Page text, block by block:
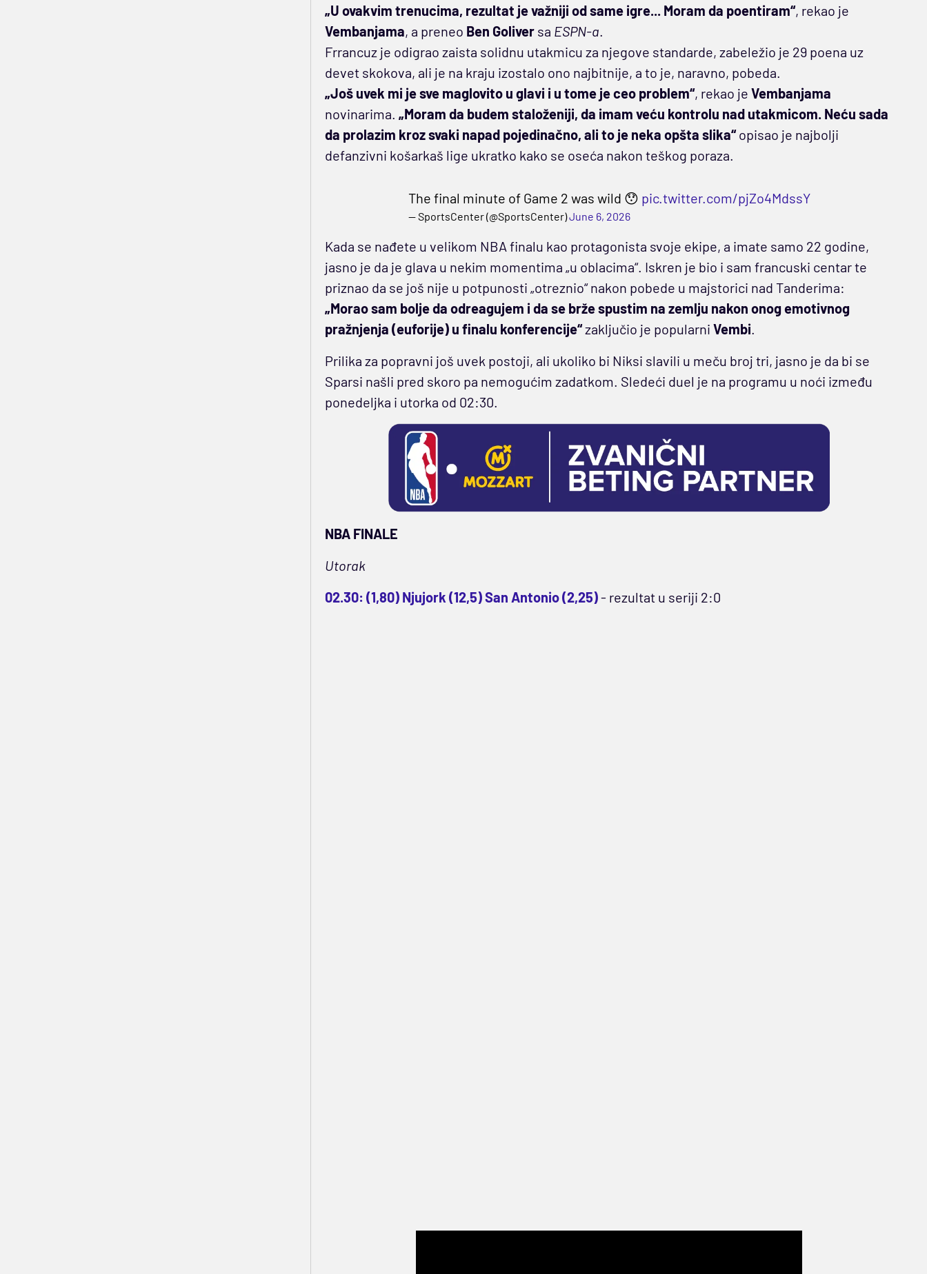
„U ovakvim trenucima, rezultat je važniji od same igre... Moram da poentiram“, rekao je
Vembanjama, a preneo Ben Goliversa ESPN-a.
Frrancuz je odigrao zaista solidnu utakmicu za njegove standarde, zabeležio je 29 poena uz
devet skokova, ali je na kraju izostalo ono najbitnije, a to je, naravno, pobeda.
„Još uvek mi je sve maglovito u glavi i u tome je ceo problem“, rekao je Vembanjama
novinarima. „Moram da budem staloženiji, da imam veću kontrolu nad utakmicom. Neću sada
da prolazim kroz svaki napad pojedinačno, ali to je neka opšta slika“opisao je najbolji
defanzivni košarkaš lige ukratko kako se oseća nakon teškog poraza.
The final minute of Game 2 was wild 😯 pic.twitter.com/pjZo4MdssY
— SportsCenter (@SportsCenter)June 6, 2026
Kada se nađete u velikom NBA finalu kao protagonista svoje ekipe, a imate samo 22 godine,
jasno je da je glava u nekim momentima „u oblacima“. Iskren je bio i sam francuski centar te
priznao da se još nije u potpunosti „otreznio“ nakon pobede u majstorici nad Tanderima:
„Morao sam bolje da odreagujem i da se brže spustim na zemlju nakon onog emotivnog
pražnjenja (euforije) u finalu konferencije“zaključio je popularni Vembi.
Prilika za popravni još uvek postoji, ali ukoliko bi Niksi slavili u meču broj tri, jasno je da bi se
Sparsi našli pred skoro pa nemogućim zadatkom. Sledeći duel je na programu u noći između
ponedeljka i utorka od 02:30.
NBA FINALE
Utorak
02.30: (1,80) Njujork (12,5) San Antonio (2,25)- rezultat u seriji 2:0